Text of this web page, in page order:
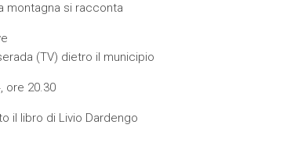
montagna si racconta
(TV) dietro il municipio
ore 20.30
il libro di Livio Dardengo